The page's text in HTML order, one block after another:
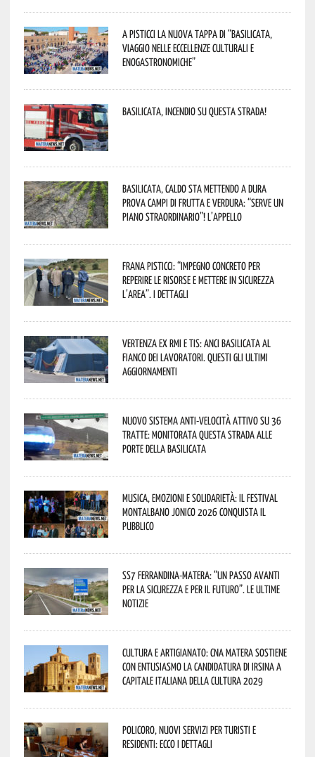
A Pisticci la nuova tappa di “Basilicata,
viaggio nelle eccellenze culturali e
enogastronomiche”
Basilicata, incendio su questa strada!
Basilicata, caldo sta mettendo a dura
prova campi di frutta e verdura: “Serve un
piano straordinario”! L’appello
Frana Pisticci: “Impegno concreto per
reperire le risorse e mettere in sicurezza
l’area”. I dettagli
Vertenza ex RMI e TIS: ANCI Basilicata al
fianco dei lavoratori. Questi gli ultimi
aggiornamenti
Nuovo sistema anti-velocità attivo su 36
tratte: monitorata questa strada alle
porte della Basilicata
Musica, emozioni e solidarietà: il Festival
Montalbano Jonico 2026 conquista il
pubblico
SS7 Ferrandina-Matera: “Un passo avanti
per la sicurezza e per il futuro”. Le ultime
notizie
Cultura e Artigianato: CNA Matera sostiene
con entusiasmo la candidatura di Irsina a
Capitale Italiana della Cultura 2029
Policoro, nuovi servizi per turisti e
residenti: ecco i dettagli